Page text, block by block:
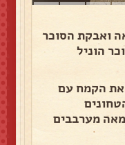
ואבקת הסוכר
הוניל
את הקמח עם
מערבבים